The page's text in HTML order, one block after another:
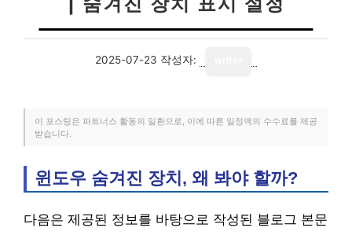
2025-07-23 작성자:
이 포스팅은 파트너스 활동의 일환으로, 이에 따른 일정액의 수수료를 제공
받습니다.
윈도우 숨겨진 장치, 왜 봐야 할까?
다음은 제공된 정보를 바탕으로 작성된 블로그 본문